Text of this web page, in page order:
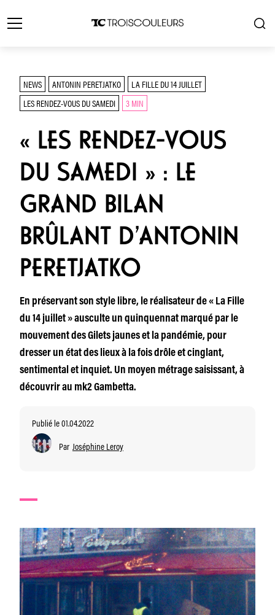
NEWS ANTONIN PERETJATKO
LA FILLE DU 14 JUILLET
LES RENDEZ-VOUS DU SAMEDI
3 MIN
« LES RENDEZ-VOUS
DU SAMEDI » : LE
GRAND BILAN
BRÛLANT D’ANTONIN
PERETJATKO
En préservant son style libre, le réalisateur de « La Fille
du 14 juillet » ausculte un quinquennat marqué par le
mouvement des Gilets jaunes et la pandémie, pour
dresser un état des lieux à la fois drôle et cinglant,
sentimental et inquiet. Un moyen métrage saisissant, à
découvrir au mk2 Gambetta.
Publié le 01.04.2022
Par Joséphine Leroy